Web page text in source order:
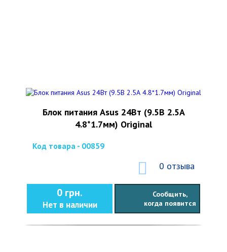
Блок питания Asus 24Вт (9.5В 2.5А
4.8*1.7мм) Original
Код товара - 00859
0 отзыва
0 грн.
Нет в наличии
Сообщить,
когда появится